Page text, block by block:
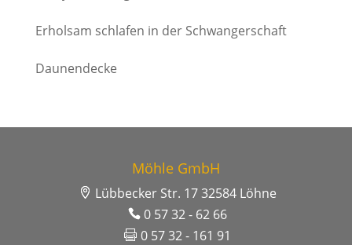
Erholsam schlafen in der Schwangerschaft
Daunendecke
Möhle GmbH
Lübbecker Str. 17 32584 Löhne
0 57 32 - 62 66
0 57 32 - 161 91